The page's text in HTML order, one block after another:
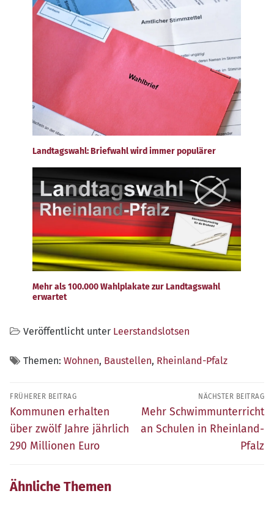
Landtagswahl: Briefwahl wird immer populärer
Mehr als 100.000 Wahlplakate zur Landtagswahl
erwartet
Veröffentlicht unter Leerstandslotsen
Themen: Wohnen, Baustellen, Rheinland-Pfalz
Beitragsnavigation
FRÜHERER BEITRAG
Früherer
Beitrag:
Kommunen erhalten
über zwölf Jahre jährlich
290 Millionen Euro
NÄCHSTER BEITRAG
Nächster
Beitrag:
Mehr Schwimmunterricht
an Schulen in Rheinland-
Pfalz
Ähnliche Themen